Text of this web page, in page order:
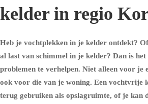
kelder in regio
Heb je vochtplekken in je kelder ontdekt?
al last van schimmel in je kelder? Dan is
problemen te verhelpen. Niet alleen voor je
ook voor die van je woning. Een vochtvrije
terug gebruiken als opslagruimte, of je kan